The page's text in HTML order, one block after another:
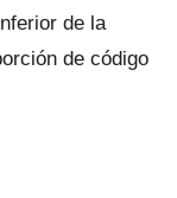
de la
de código